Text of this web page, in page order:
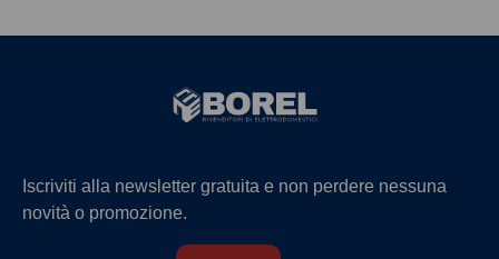
Iscriviti alla newsletter gratuita e non perdere nessuna
novità o promozione.